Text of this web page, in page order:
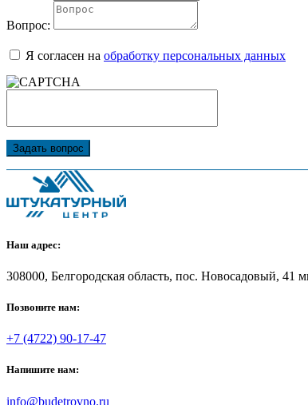
Вопрос:
Я согласен на обработку персональных данных
Задать вопрос
Наш адрес:
308000, Белгородская область, пос. Новосадовый, 41
Позвоните нам:
+7 (4722) 90-17-47
Напишите нам:
info@budetrovno.ru